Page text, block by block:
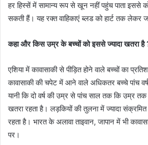
हर हिस्सें में सामान्य रूप से खून नहीं पहुंच पाता इससे
सकती हैं। यह रक्त वाहिकाएं ब्लड को हार्ट तक लेकर
कहा और किस उम्र के बच्चों को इससे ज्यादा खतरा है
एशिया में कावासाकी से पीड़ित होने वाले बच्चों का
कावासाकी की चपेट में आने वाले अधिकतर बच्चे पांच
यानी कि दो वर्ष की उम्र से पांच साल तक कि उम्र
खतरा रहता है। लड़कियों की तुलना में ज्यादा
रहता है। भारत के अलावा ताइवान, जापान में भी
पर।